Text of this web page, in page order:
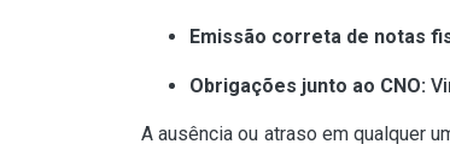
Emissão correta de notas
Obrigações junto ao CNO:
A ausência ou atraso em qualquer